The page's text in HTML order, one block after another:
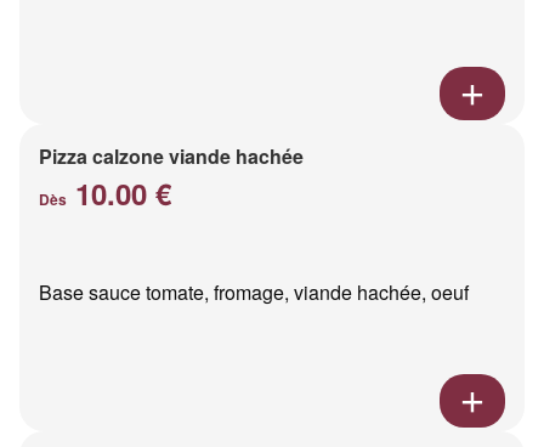
Pizza calzone viande hachée
Dès 10.00 €
Base sauce tomate, fromage, viande hachée, oeuf